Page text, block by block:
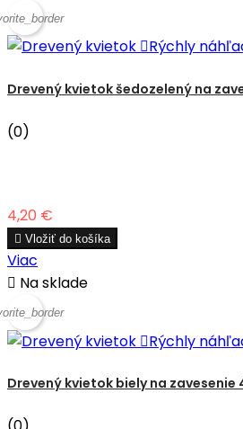
Rýchly
Drevený kvietok šedozelený na
(0)
Cena
4,20 €
 Vložiť do košíka
Viac
 Na sklade
Rýchly
Drevený kvietok biely na zavesenie